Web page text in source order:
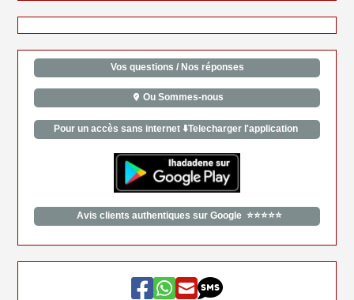
Vos questions / Nos réponses
Ou Sommes-nous
Pour un accès sans internet ⬇️Telecharger l'application
Avis clients authentiques sur Google ⭐⭐⭐⭐⭐